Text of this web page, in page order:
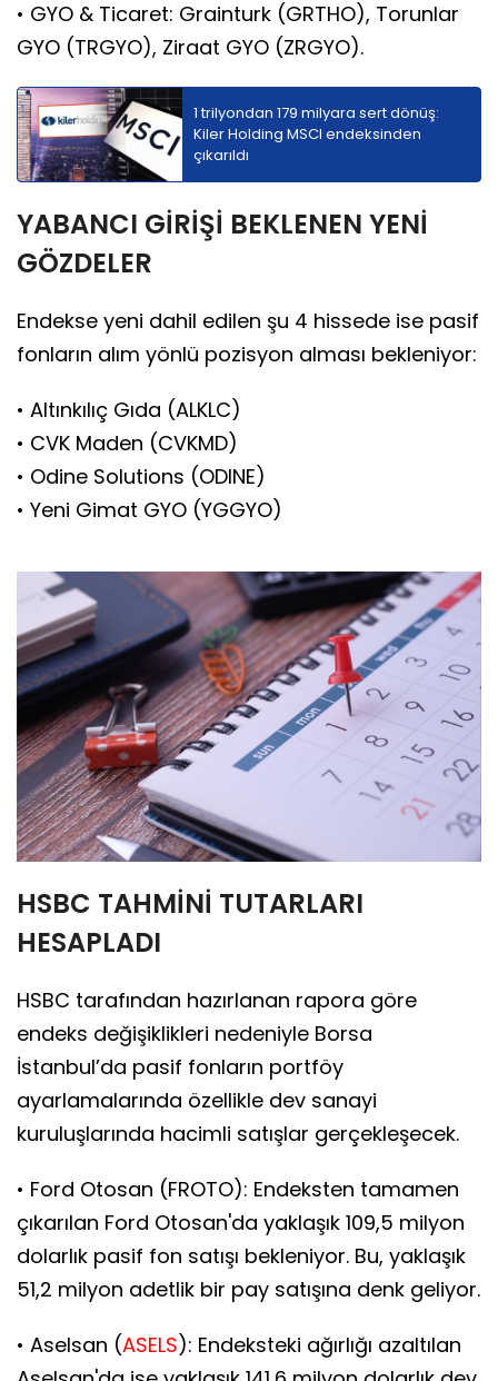
• GYO & Ticaret: Grainturk (GRTHO), Torunlar
GYO (TRGYO), Ziraat GYO (ZRGYO).
1 trilyondan 179 milyara sert dönüş:
Kiler Holding MSCI endeksinden
çıkarıldı
YABANCI GİRİŞİ BEKLENEN YENİ
GÖZDELER
Endekse yeni dahil edilen şu 4 hissede ise pasif
fonların alım yönlü pozisyon alması bekleniyor:
• Altınkılıç Gıda (ALKLC)
• CVK Maden (CVKMD)
• Odine Solutions (ODINE)
• Yeni Gimat GYO (YGGYO)
HSBC TAHMİNİ TUTARLARI
HESAPLADI
HSBC tarafından hazırlanan rapora göre
endeks değişiklikleri nedeniyle Borsa
İstanbul’da pasif fonların portföy
ayarlamalarında özellikle dev sanayi
kuruluşlarında hacimli satışlar gerçekleşecek.
• Ford Otosan (FROTO): Endeksten tamamen
çıkarılan Ford Otosan'da yaklaşık 109,5 milyon
dolarlık pasif fon satışı bekleniyor. Bu, yaklaşık
51,2 milyon adetlik bir pay satışına denk geliyor.
• Aselsan (ASELS): Endeksteki ağırlığı azaltılan